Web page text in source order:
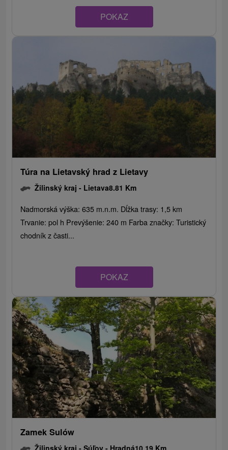
POKAZ
Túra na Lietavský hrad z Lietavy
Žilinský kraj - Lietava8.81 Km
Nadmorská výška: 635 m.n.m. Dĺžka trasy: 1,5 km
Trvanie: pol h Prevýšenie: 240 m Farba značky: Turistický
chodník z časti...
POKAZ
Zamek Sulów
Žilinský kraj -Súľov - Hradná10.19 Km